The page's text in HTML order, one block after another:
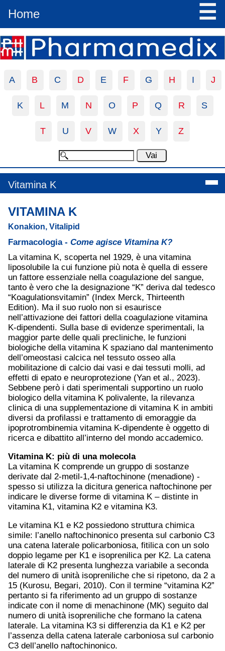
Home ☰
A B C D E F G H I J
K L M N O P Q R S
T U V W X Y Z
Vitamina K
VITAMINA K
Konakion, Vitalipid
Farmacologia - Come agisce Vitamina K?
La vitamina K, scoperta nel 1929, è una vitamina
liposolubile la cui funzione più nota è quella di essere
un fattore essenziale nella coagulazione del sangue,
tanto è vero che la designazione “K” deriva dal tedesco
“Koagulationsvitamin” (Index Merck, Thirteenth
Edition). Ma il suo ruolo non si esaurisce
nell’attivazione dei fattori della coagulazione vitamina
K-dipendenti. Sulla base di evidenze sperimentali, la
maggior parte delle quali precliniche, le funzioni
biologiche della vitamina K spaziano dal mantenimento
dell’omeostasi calcica nel tessuto osseo alla
mobilitazione di calcio dai vasi e dai tessuti molli, ad
effetti di epato e neuroprotezione (Yan et al., 2023).
Sebbene però i dati sperimentali supportino un ruolo
biologico della vitamina K polivalente, la rilevanza
clinica di una supplementazione di vitamina K in ambiti
diversi da profilassi e trattamento di emoraggie da
ipoprotrombinemia vitamina K-dipendente è oggetto di
ricerca e dibattito all’interno del mondo accademico.
Vitamina K: più di una molecola
La vitamina K comprende un gruppo di sostanze
derivate dal 2-metil-1,4-naftochinone (menadione) -
spesso si utilizza la dicitura generica naftochinone per
indicare le diverse forme di vitamina K – distinte in
vitamina K1, vitamina K2 e vitamina K3.
Le vitamina K1 e K2 possiedono struttura chimica
simile: l’anello naftochinonico presenta sul carbonio C3
una catena laterale policarboniosa, fitilica con un solo
doppio legame per K1 e isoprenilica per K2. La catena
laterale di K2 presenta lunghezza variabile a seconda
del numero di unità isopreniliche che si ripetono, da 2 a
15 (Kurosu, Begari, 2010). Con il termine “vitamina K2”
pertanto si fa riferimento ad un gruppo di sostanze
indicate con il nome di menachinone (MK) seguito dal
numero di unità isopreniliche che formano la catena
laterale. La vitamina K3 si differenzia da K1 e K2 per
l’assenza della catena laterale carboniosa sul carbonio
C3 dell’anello naftochinonico.